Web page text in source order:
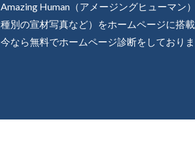
Amazing Human（アメージングヒューマン
種別の宣材写真など）をホームページに搭
今なら無料でホームページ診断をしておりま